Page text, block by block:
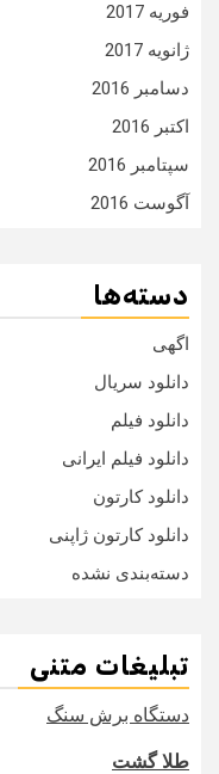
فوریه 2017
ژانویه 2017
دسامبر 2016
اکتبر 2016
سپتامبر 2016
آگوست 2016
دسته‌ها
اگهی
دانلود سریال
دانلود فیلم
دانلود فیلم ایرانی
دانلود کارتون
دانلود کارتون ژاپنی
دسته‌بندی نشده
تبلیغات متنی
دستگاه برش سنگ
طلا گشت